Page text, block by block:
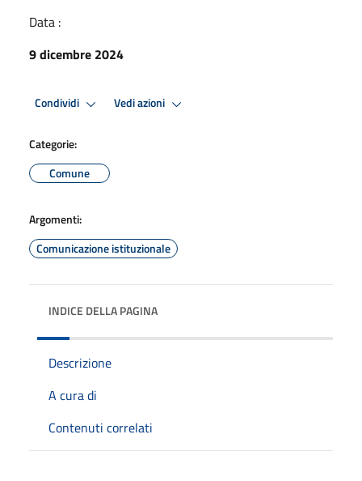
Data :
9 dicembre 2024
Condividi Vedi azioni
Categorie:
Comune
Argomenti:
Comunicazione istituzionale
INDICE DELLA PAGINA
Descrizione
A cura di
Contenuti correlati